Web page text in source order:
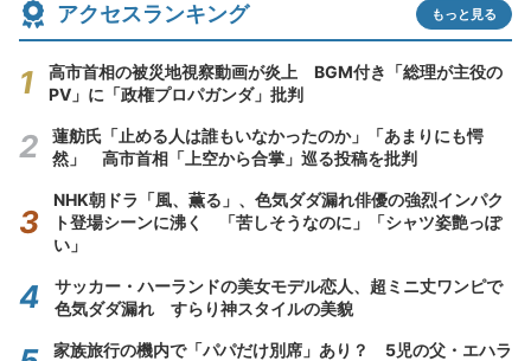
アクセスランキング もっと見る
高市首相の被災地視察動画が炎上 BGM付き「総理が主役の
PV」に「政権プロパガンダ」批判
蓮舫氏「止める人は誰もいなかったのか」「あまりにも愕
然」 高市首相「上空から合掌」巡る投稿を批判
NHK朝ドラ「風、薫る」、色気ダダ漏れ俳優の強烈インパク
ト登場シーンに沸く 「苦しそうなのに」「シャツ姿艶っぽ
い」
サッカー・ハーランドの美女モデル恋人、超ミニ丈ワンピで
色気ダダ漏れ すらり神スタイルの美貌
家族旅行の機内で「パパだけ別席」あり？ 5児の父・エハラ